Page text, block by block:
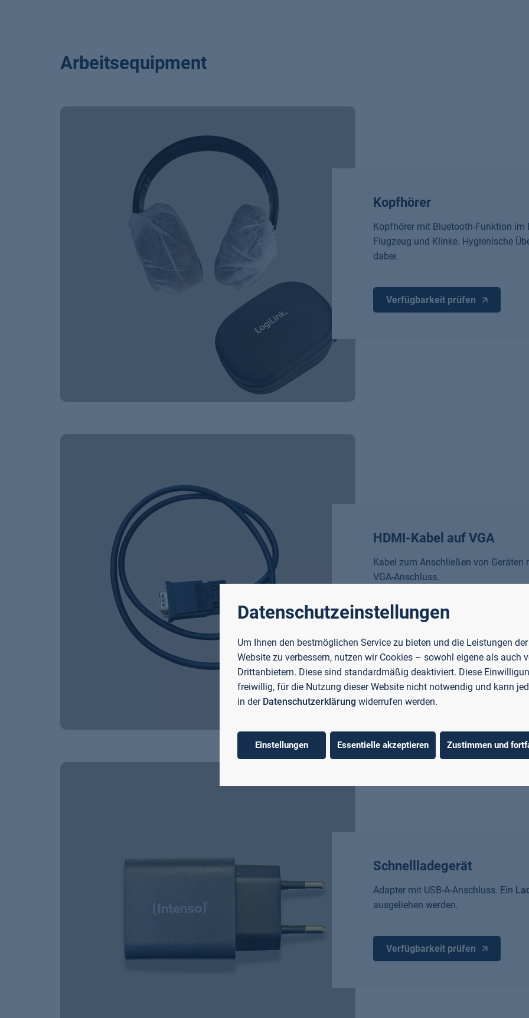
Arbeitsequipment
Kopfhörer
Kopfhörer mit Bluetooth-Funktion im
Flugzeug und Klinke. Hygienische
dabei.
Verfügbarkeit prüfen
HDMI-Kabel auf VGA
Kabel zum Anschließen von
VGA-Anschluss.
Verfügbarkeit prüfen
Schnellladegerät
Adapter mit USB-A-Anschluss. Ein
ausgeliehen werden.
Verfügbarkeit prüfen
Datenschutzeinstellungen
Um Ihnen den bestmöglichen Service zu bieten und die Leistungen der
Website zu verbessern, nutzen wir Cookies – sowohl eigene als auch
Drittanbietern. Diese sind standardmäßig deaktiviert. Diese
freiwillig, für die Nutzung dieser Website nicht notwendig und kann
in der Datenschutzerklärung widerrufen werden.
Einstellungen Essentielle akzeptieren Zustimmen und